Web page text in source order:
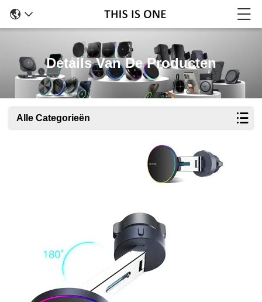
Details Van De Producten
Alle Categorieën